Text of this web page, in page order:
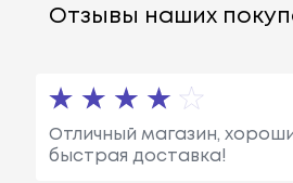
Отзывы наших
Отличный магазин,
быстрая доставка!